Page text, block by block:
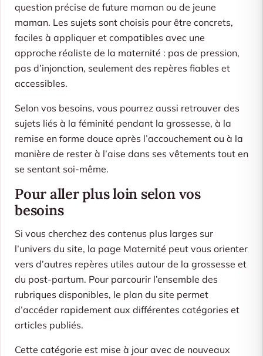
question précise de future maman ou de jeune
maman. Les sujets sont choisis pour être concrets,
faciles à appliquer et compatibles avec une
approche réaliste de la maternité : pas de pression,
pas d’injonction, seulement des repères fiables et
accessibles.
Selon vos besoins, vous pourrez aussi retrouver des
sujets liés à la féminité pendant la grossesse, à la
remise en forme douce après l’accouchement ou à la
manière de rester à l’aise dans ses vêtements tout en
se sentant soi-même.
Pour aller plus loin selon vos
besoins
Si vous cherchez des contenus plus larges sur
l’univers du site, la page Maternité peut vous orienter
vers d’autres repères utiles autour de la grossesse et
du post-partum. Pour parcourir l’ensemble des
rubriques disponibles, le plan du site permet
d’accéder rapidement aux différentes catégories et
articles publiés.
Cette catégorie est mise à jour avec de nouveaux